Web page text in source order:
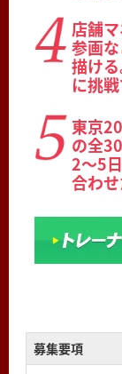
店舗
参画
描け
に挑
東京
の全
2〜5
合わ
募集要項